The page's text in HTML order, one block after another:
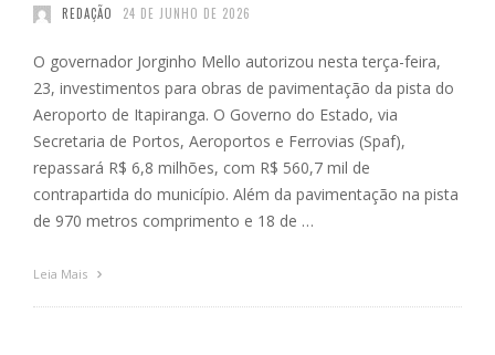
REDAÇÃO 24 DE JUNHO DE 2026
O governador Jorginho Mello autorizou nesta terça-feira,
23, investimentos para obras de pavimentação da pista do
Aeroporto de Itapiranga. O Governo do Estado, via
Secretaria de Portos, Aeroportos e Ferrovias (Spaf),
repassará R$ 6,8 milhões, com R$ 560,7 mil de
contrapartida do município. Além da pavimentação na pista
de 970 metros comprimento e 18 de …
Leia Mais